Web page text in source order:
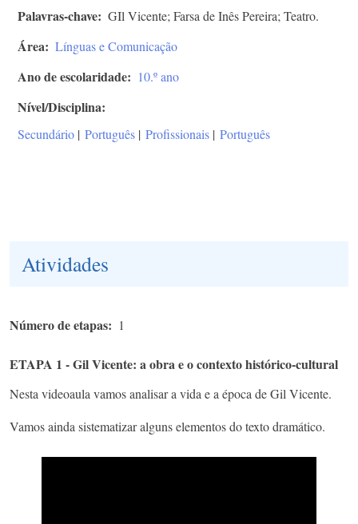
Palavras-chave GIl Vicente; Farsa de Inês Pereira; Teatro.
Área Línguas e Comunicação
Ano de escolaridade 10.º ano
Nível/Disciplina
Secundário | Português | Profissionais | Português
Atividades
Número de etapas 1
ETAPA 1 - Gil Vicente: a obra e o contexto histórico-cultural
Nesta videoaula vamos analisar a vida e a época de Gil Vicente.
Vamos ainda sistematizar alguns elementos do texto dramático.